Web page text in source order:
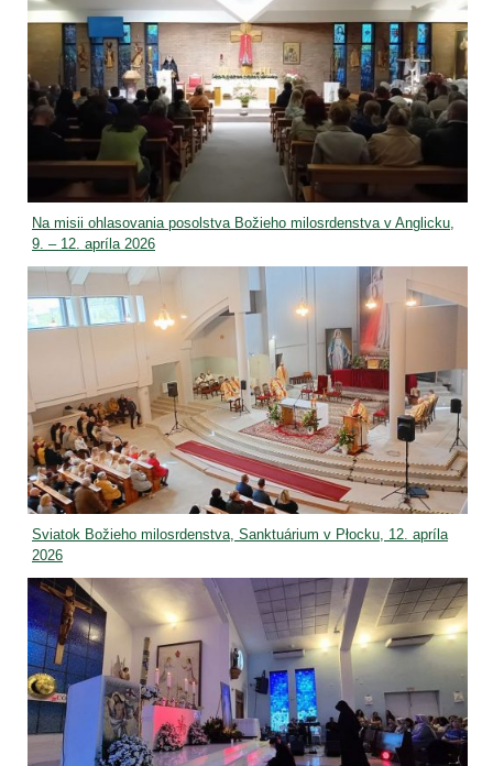
Na misii ohlasovania posolstva Božieho milosrdenstva v Anglicku,
9. – 12. apríla 2026
Sviatok Božieho milosrdenstva, Sanktuárium v Płocku, 12. apríla
2026